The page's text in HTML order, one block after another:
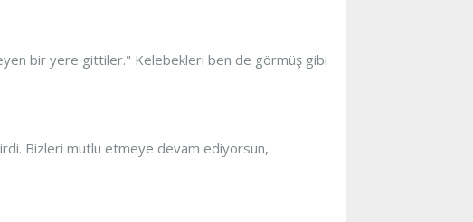
bir yere gittiler." Kelebekleri ben de görmüş gibi
Bizleri mutlu etmeye devam ediyorsun,